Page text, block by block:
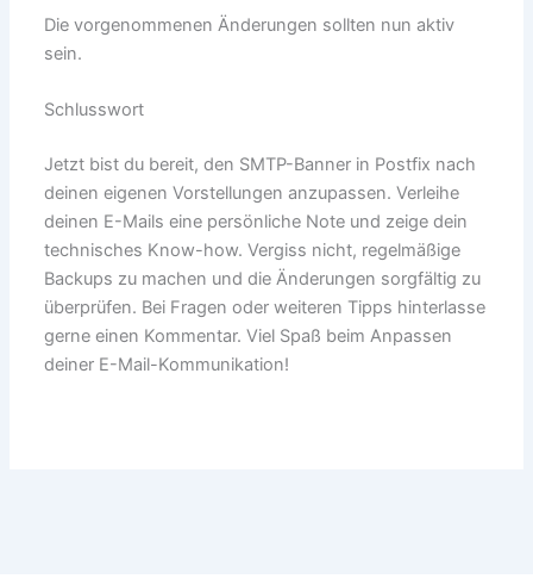
Die vorgenommenen Änderungen sollten nun aktiv
sein.
Schlusswort
Jetzt bist du bereit, den SMTP-Banner in Postfix nach
deinen eigenen Vorstellungen anzupassen. Verleihe
deinen E-Mails eine persönliche Note und zeige dein
technisches Know-how. Vergiss nicht, regelmäßige
Backups zu machen und die Änderungen sorgfältig zu
überprüfen. Bei Fragen oder weiteren Tipps hinterlasse
gerne einen Kommentar. Viel Spaß beim Anpassen
deiner E-Mail-Kommunikation!